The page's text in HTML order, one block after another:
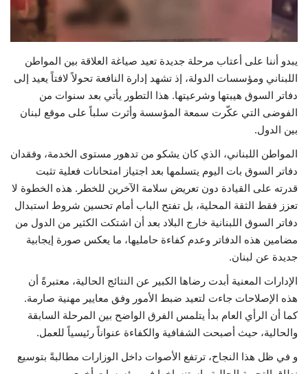
حياة
يبدو أننا على أعتاب مرحلة جديدة تعيد صياغة العلاقة بين المواطن
اللبناني ومؤسسات الدولة، إذ تشهد إدارة النافعة تحولاً لافتاً يعيد إلى
دفاتر السوق هيبتها وشرعيتها. هذا التطور يأتي بعد سنوات من
الفوضى التي عكّرت سمعة المؤسسة وأثرت سلباً على موقع لبنان
بين الدول.
المواطن اللبناني، الذي كان يشكو من تدهور مستوى الخدمة، وفقدان
دفاتر السوق بات اليوم يتسلمها بعد اجتياز امتحانات فعلية تثبت
قدرته على القيادة دون تعريض سلامة الآخرين للخطر. هذه الخطوة لا
تعزز فقط الثقة المحلية، بل تفتح الباب أمام تحسين شروط استبدال
دفاتر السوق اللبنانية خارج البلاد بعد أن اشتكت الكثير من الدول من
مضامين هذه الدفاتر وعدم كفاءة حامليها، ما يعكس صورة إيجابية
جديدة عن لبنان.
الإدارات المعنية أبدت رضاها الكبير عن النتائج الحالية، معتبرةً أن
هذه الإصلاحات جاءت لتعيد ضبط الأمور وفق معايير مهنية صارمة.
كما أن الرأي العام بدأ يتلمس الفرق الواضح بين المرحلة السابقة
والحالية، حيث أصبحت الشفافية والكفاءة عنواناً رئيسياً للعمل.
و في ظل هذا النجاح، ترتفع الأصوات داخل الوزارات مطالبةً بتوسيع